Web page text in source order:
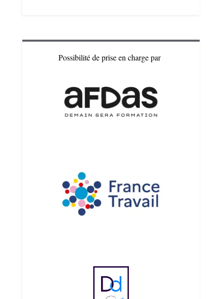
Possibilité de prise en charge par